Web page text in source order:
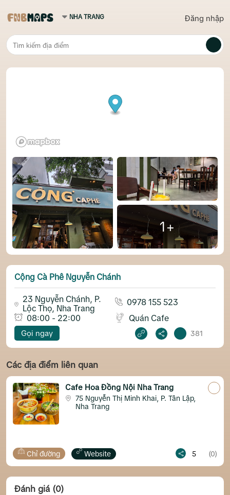
Đăng nhập
1+
Cộng Cà Phê Nguyễn Chánh
23 Nguyễn Chánh, P.
Lộc Thọ, Nha Trang
0978 155 523
08:00 - 22:00
Quán Cafe
Gọi ngay 381
Các địa điểm liên quan
Cafe Hoa Đồng Nội Nha Trang
75 Nguyễn Thị Minh Khai, P. Tân Lập,
Nha Trang
Chỉ đường Website 5 (0)
Đánh giá (0)